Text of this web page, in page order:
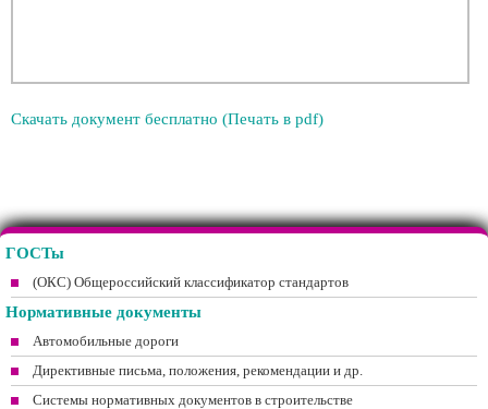
Скачать документ бесплатно (Печать в pdf)
ГОСТы
(ОКС) Общероссийский классификатор стандартов
Нормативные документы
Автомобильные дороги
Директивные письма, положения, рекомендации и др.
Системы нормативных документов в строительстве